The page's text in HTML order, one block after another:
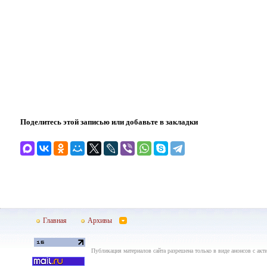
Поделитесь этой записью или добавьте в закладки
Главная Архивы
Публикация материалов сайта разрешена только в виде анонсов с